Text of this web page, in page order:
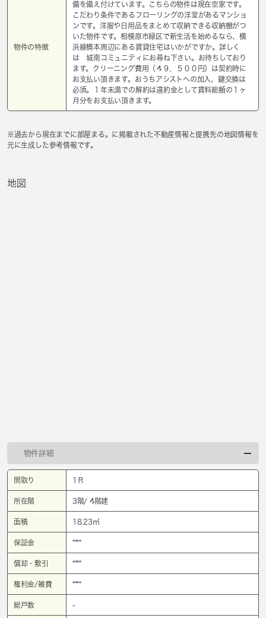
物件の特徴
備を備え付けています。こちらの物件は現在空家です。
こだわり条件であるフローリングの洋室があるマンショ
ンです。洋服や日用品をまとめて収納できる収納棚がつ
いた物件です。相模原市緑区で新生活を始めるなら、横
浜線橋本周辺にある賃貸住宅はいかがですか。詳しく
は 城南コミュニティにお尋ね下さい。お待ちしており
ます。クリーニング費用（４９，５００円）は契約時に
お支払い頂きます。おうちアシストへの加入、鍵交換は
必須。１年未満での解約は違約金として賃料総額の１ヶ
月分をお支払い頂きます。
※過去から現在までに部屋まる。に掲載された不動産情報と提携先の地図情報を
元に生成した参考情報です。
地図
物件詳細
間取り 1Ｒ
所在階 3階/ 4階建
面積 18.23㎡
保証金 ****
償却・敷引 ****
権利金/雑費 ****
総戸数 -